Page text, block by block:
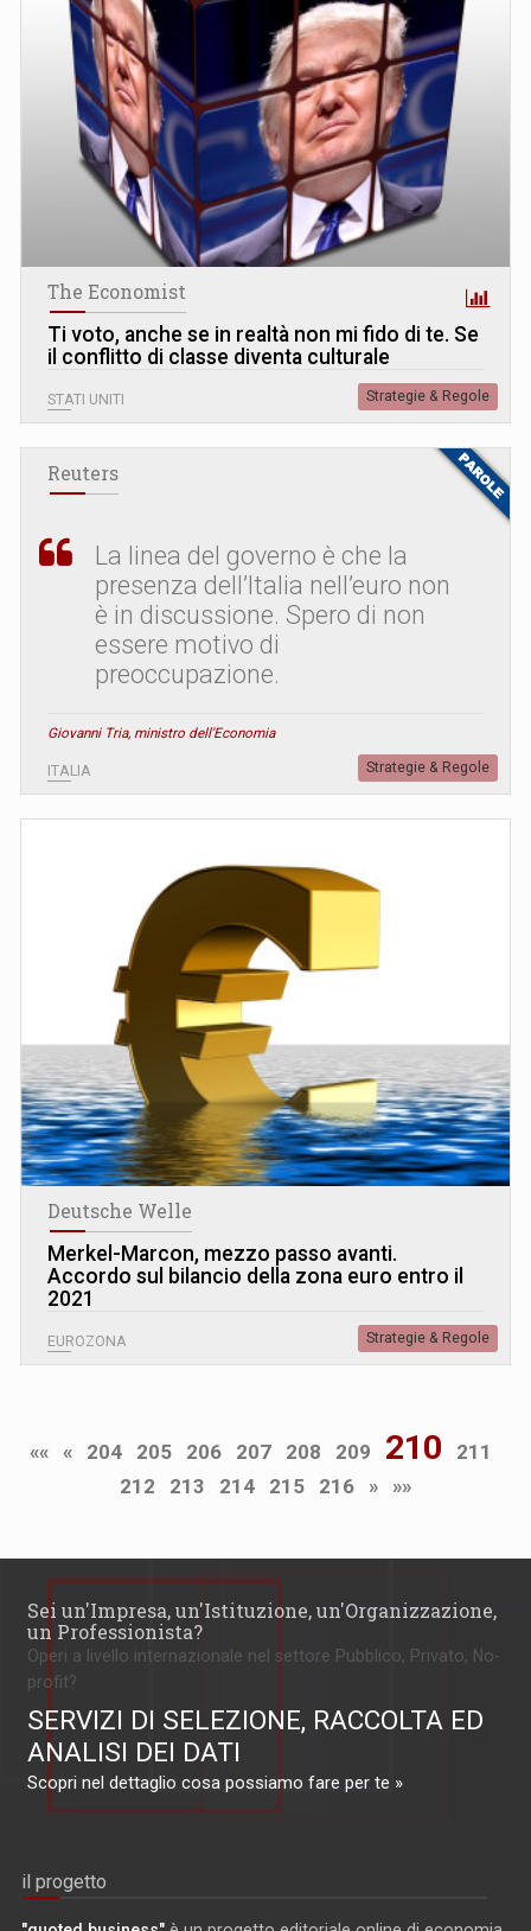
The Economist
Ti voto, anche se in realtà non mi fido di te. Se
il conflitto di classe diventa culturale
STATI UNITI Strategie & Regole
Reuters
La linea del governo è che la
presenza dell’Italia nell’euro non
è in discussione. Spero di non
essere motivo di
preoccupazione.
Giovanni Tria, ministro dell'Economia
ITALIA Strategie & Regole
Deutsche Welle
Merkel-Marcon, mezzo passo avanti.
Accordo sul bilancio della zona euro entro il
2021
EUROZONA Strategie & Regole
«« « 204 205 206 207 208 209 210
211
212
213 214 215 216 » »»
Sei un'Impresa, un'Istituzione, un'Organizzazione,
un Professionista?
Operi a livello internazionale nel settore Pubblico, Privato, No-
profit?
SERVIZI DI SELEZIONE, RACCOLTA ED
ANALISI DEI DATI
Scopri nel dettaglio cosa possiamo fare per te »
il progetto